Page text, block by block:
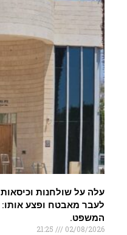
עלה על שולחנות
לעבר מאבטח ופצע אותו:
המשפט.
02/08/2026